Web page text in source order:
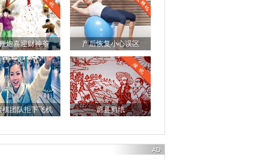
炮喜迎财神爷 产后恢复小心误区
棋团队拒下飞机 蔚县剪纸